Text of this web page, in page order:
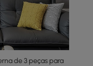
de 3 peças para